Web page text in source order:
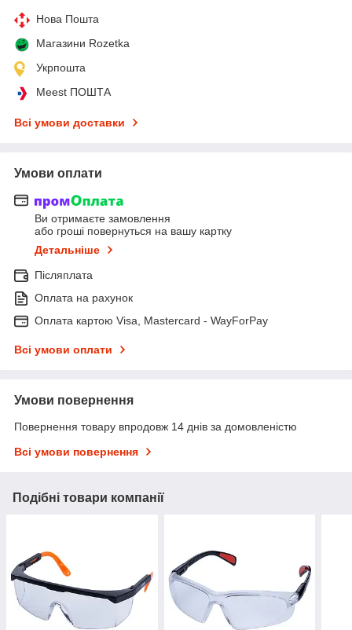
Нова Пошта
Магазини Rozetka
Укрпошта
Meest ПОШТА
Всі умови доставки
Умови оплати
Ви отримаєте замовлення
або гроші повернуться на вашу картку
Детальніше
Післяплата
Оплата на рахунок
Оплата картою Visa, Mastercard - WayForPay
Всі умови оплати
Умови повернення
Повернення товару впродовж 14 днів за домовленістю
Всі умови повернення
Подібні товари компанії